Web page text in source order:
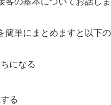
簡単にまとめますと以下の
になる
る